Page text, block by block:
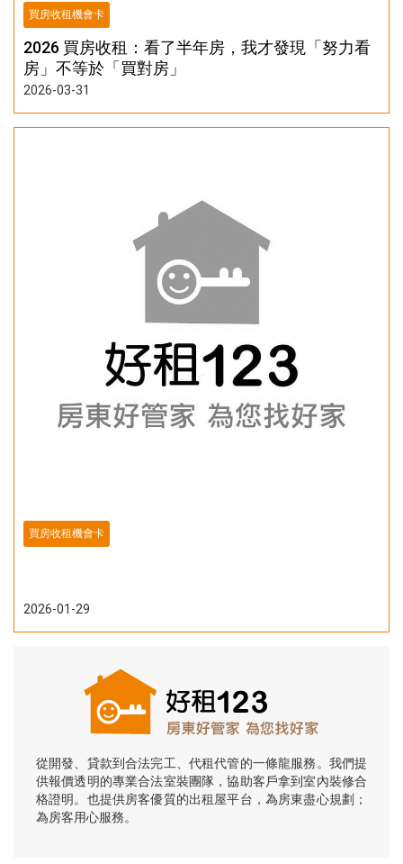
買房收租機會卡
2026 買房收租：看了半年房，我才發現「努力看
房」不等於「買對房」
2026-03-31
買房收租機會卡
2026-01-29
從開發、貸款到合法完工、代租代管的一條龍服務。我們提
供報價透明的專業合法室裝團隊，協助客戶拿到室內裝修合
格證明。也提供房客優質的出租屋平台，為房東盡心規劃；
為房客用心服務。